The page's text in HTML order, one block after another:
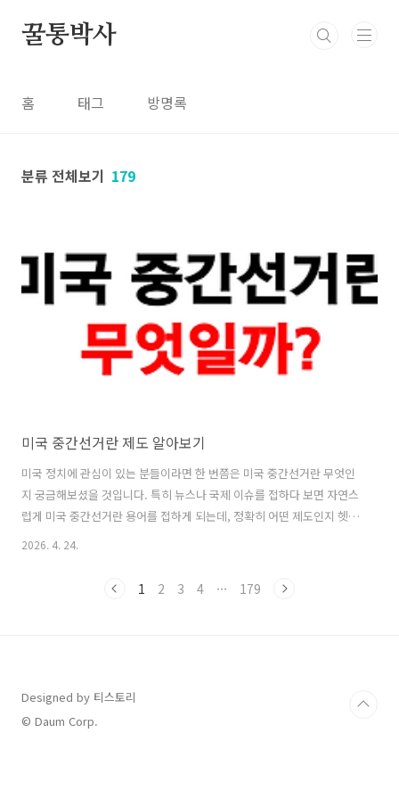
꿀통박사
홈 태그 방명록
분류 전체보기 179
미국 중간선거란 제도 알아보기
미국 정치에 관심이 있는 분들이라면 한 번쯤은 미국 중간선거란 무엇인
지 궁금해보셨을 것입니다. 특히 뉴스나 국제 이슈를 접하다 보면 자연스
럽게 미국 중간선거란 용어를 접하게 되는데, 정확히 어떤 제도인지 헷갈
리는 경우가 많습니다.미국 중간선거란 대통령 선거와는 다른 성격을 가
때문에 미국 중간선거란 어떤 의미를 가지는지 이해하는 것은 국제 정세
2026. 4. 24.
1 2 3 4 ··· 179
Designed by 티스토리
© Daum Corp.